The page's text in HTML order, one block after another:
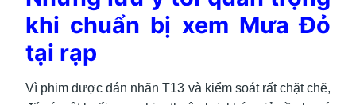
khi chuẩn bị xem Mưa Đỏ
tại rạp
Vì phim được dán nhãn T13 và kiểm soát rất chặt chẽ,